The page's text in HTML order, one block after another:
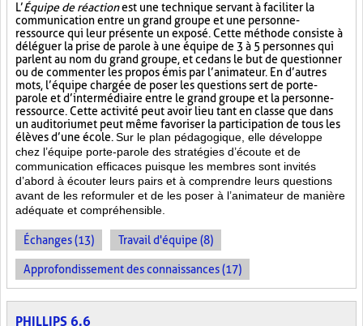
L’Équipe de réactionest une technique servant à faciliter la
communication entre un grand groupe et une personne-
ressource qui leur présente un exposé. Cette méthode consiste à
déléguer la prise de parole à une équipe de 3 à 5 personnes qui
parlent au nom du grand groupe, et ce dans le but de questionner
ou de commenter les propos émis par l’animateur. En d’autres
mots, l’équipe chargée de poser les questions sert de porte-
parole et d’intermédiaire entre le grand groupe et la personne-
ressource. Cette activité peut avoir lieu tant en classe que dans
un auditorium et peut même favoriser la participation de tous les
élèves d’une école. Sur le plan pédagogique, elle développe
chez l’équipe porte-parole des stratégies d’écoute et de
communication efficaces puisque les membres sont invités
d’abord à écouter leurs pairs et à comprendre leurs questions
avant de les reformuler et de les poser à l’animateur de manière
adéquate et compréhensible.
Échanges (13) Travail d'équipe (8)
Approfondissement des connaissances (17)
PHILLIPS 6.6